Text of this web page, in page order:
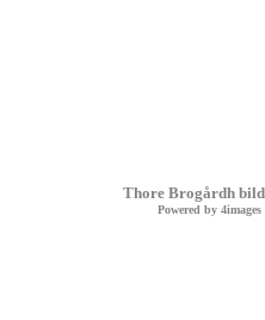
Thore Brogårdh
Powered by 4images